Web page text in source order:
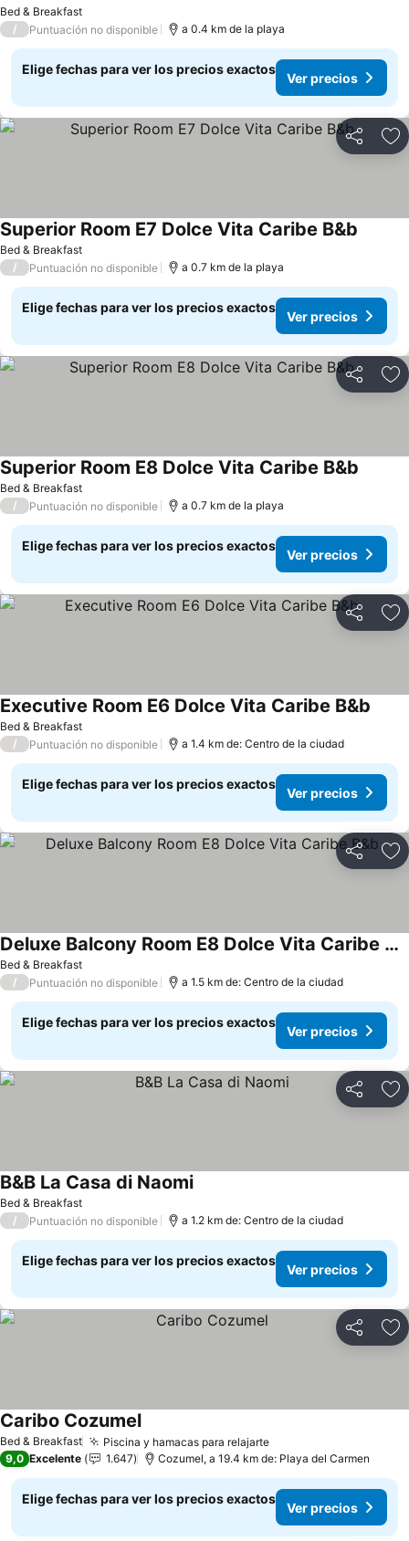
Bed & Breakfast
/ Puntuación no disponible a 0.4 km de la playa
Elige fechas para ver los precios exactos
Ver precios
Compartir
Bed & Breakfast
Superior Room E7 Dolce Vita Caribe B&b
/ Puntuación no disponible a 0.7 km de la playa
Elige fechas para ver los precios exactos
Ver precios
Compartir
Bed & Breakfast
Superior Room E8 Dolce Vita Caribe B&b
/ Puntuación no disponible a 0.7 km de la playa
Elige fechas para ver los precios exactos
Ver precios
Compartir
Bed & Breakfast
Executive Room E6 Dolce Vita Caribe B&b
/ Puntuación no disponible a 1.4 km de: Centro de la ciudad
Elige fechas para ver los precios exactos
Ver precios
Compartir
Bed & Breakfast
Deluxe Balcony Room E8 Dolce Vita Caribe B&b
Ver precios
/ Puntuación no disponible a 1.5 km de: Centro de la ciudad
Elige fechas para ver los precios exactos
Ver precios
Compartir
Bed & Breakfast
B&B La Casa di NaomiVer precios
/ Puntuación no disponible a 1.2 km de: Centro de la ciudad
Elige fechas para ver los precios exactos
Ver precios
Compartir
Bed & Breakfast Piscina y hamacas para relajarteVer precios
Caribo CozumelVer precios
9,0 Excelente 1.647 Cozumel, a 19.4 km de: Playa del Carmen
Elige fechas para ver los precios exactos
Ver precios